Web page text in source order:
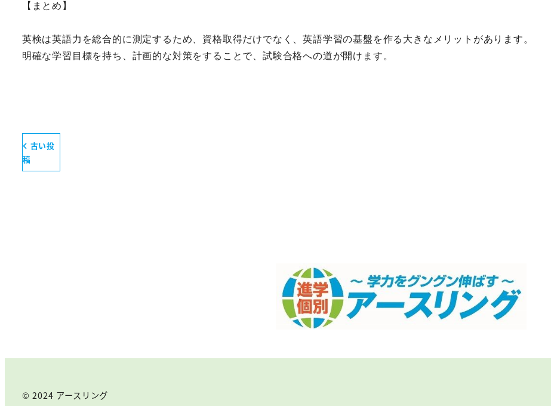
【まとめ】
英検は英語力を総合的に測定するため、資格取得だけでなく、英語学習の基盤を作る大きなメリットがあります。
明確な学習目標を持ち、計画的な対策をすることで、試験合格への道が開けます。
古い投
稿
© 2024 アースリング